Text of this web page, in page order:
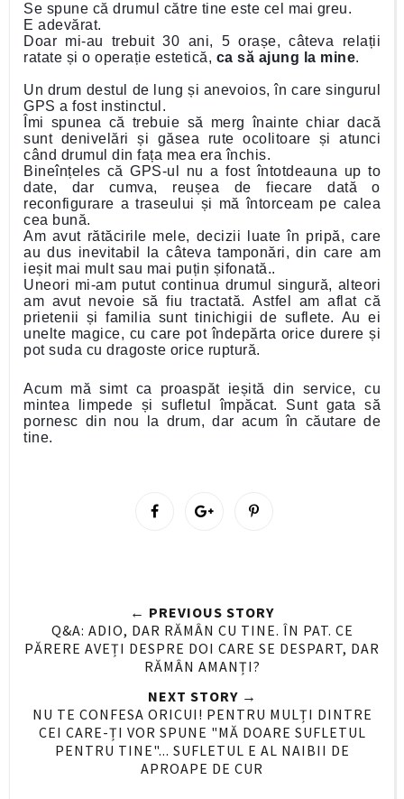
Se spune că drumul către tine este cel mai greu.
E adevărat.
Doar mi-au trebuit 30 ani, 5 orașe, câteva relații
ratate și o operație estetică, ca să ajung la mine.
Un drum destul de lung și anevoios, în care singurul
GPS a fost instinctul.
Îmi spunea că trebuie să merg înainte chiar dacă
sunt denivelări și găsea rute ocolitoare și atunci
când drumul din fața mea era închis.
Bineînțeles că GPS-ul nu a fost întotdeauna up to
date, dar cumva, reușea de fiecare dată o
reconfigurare a traseului și mă întorceam pe calea
cea bună.
Am avut rătăcirile mele, decizii luate în pripă, care
au dus inevitabil la câteva tamponări, din care am
ieșit mai mult sau mai puțin șifonată..
Uneori mi-am putut continua drumul singură, alteori
am avut nevoie să fiu tractată. Astfel am aflat că
prietenii și familia sunt tinichigii de suflete. Au ei
unelte magice, cu care pot îndepărta orice durere și
pot suda cu dragoste orice ruptură.
Acum mă simt ca proaspăt ieșită din service, cu
mintea limpede și sufletul împăcat. Sunt gata să
pornesc din nou la drum, dar acum în căutare de
tine.
O
n
F
c
e
b
o
O
n
G
o
g
l
e
← PREVIOUS STORY
Q&A: ADIO, DAR RĂMÂN CU TINE. ÎN PAT. CE
PĂRERE AVEȚI DESPRE DOI CARE SE DESPART, DAR
RĂMÂN AMANȚI?
NEXT STORY →
NU TE CONFESA ORICUI! PENTRU MULȚI DINTRE
CEI CARE-ȚI VOR SPUNE "MĂ DOARE SUFLETUL
PENTRU TINE"... SUFLETUL E AL NAIBII DE
APROAPE DE CUR